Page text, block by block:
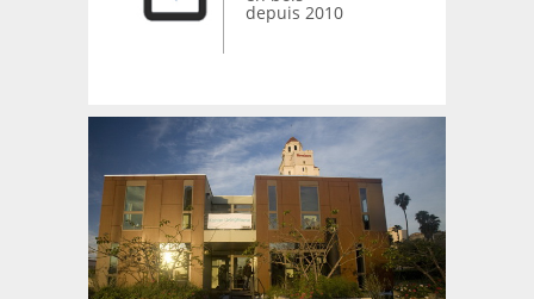
depuis 2010